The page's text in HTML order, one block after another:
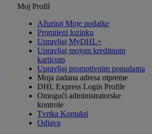
Moj Profil
Ažuriraj Moje podatke
Promijeni lozinku
Upravljaj MyDHL+
Upravljaj mojom kreditnom
karticom
Upravljaj promotivnim ponudama
Moja zadana adresa otpreme
DHL Express Login Profile
Omogući administratorske
kontrole
Tvrtka Kontakti
Odjava